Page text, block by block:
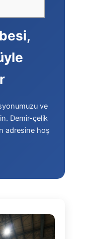
ve
Demir-çelik
adresine hoş